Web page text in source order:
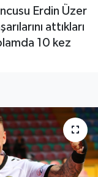
Erdin Üzer
attıkları
10 kez